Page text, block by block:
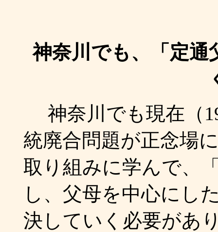
神奈川でも、「定通
神奈川でも現在（
統廃合問題が正念場
取り組みに学んで、
し、父母を中心にし
決していく必要があ